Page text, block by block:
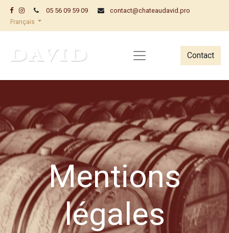
05 56 09 59 09 contact@chateaudavid.pro
Français
Contact
Mentions
légales